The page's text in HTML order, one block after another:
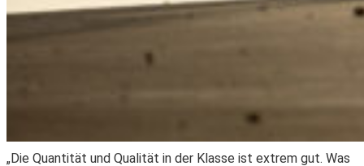
„Die Quantität und Qualität in der Klasse ist extrem gut. Was